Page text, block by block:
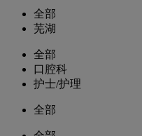
全部
芜湖
全部
口腔科
护士/护理
全部